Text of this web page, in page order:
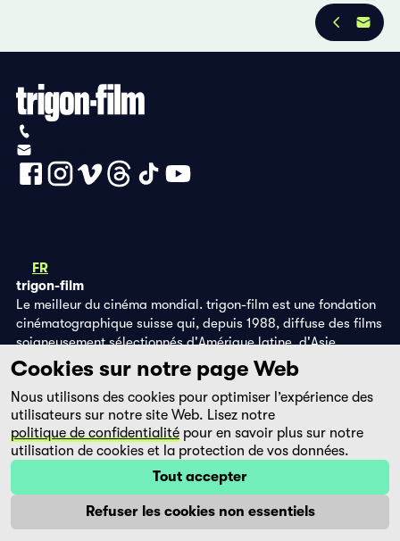
FR
trigon-film
Le meilleur du cinéma mondial. trigon-film est une fondation
cinématographique suisse qui, depuis 1988, diffuse des films
soigneusement sélectionnés d'Amérique latine, d'Asie,
d'Afrique et d'Europe de l'Est, dans les salles de cinéma,
grâce à ses propres éditions DVD et sur la plateforme de
streaming filmingo.
Cookies sur notre page Web
Nous utilisons des cookies pour optimiser l’expérience des
utilisateurs sur notre site Web. Lisez notre
politique de confidentialité pour en savoir plus sur notre
utilisation de cookies et la protection de vos données.
Tout accepter
Refuser les cookies non essentiels